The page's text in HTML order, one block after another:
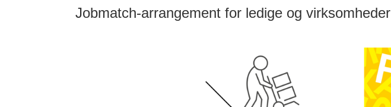
Jobmatch-arrangement for ledige og virksomheder